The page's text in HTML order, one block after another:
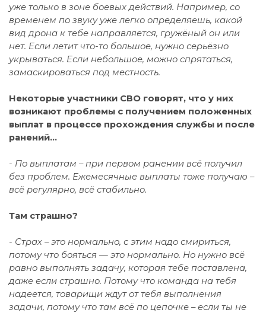
уже только в зоне боевых действий. Например, со
временем по звуку уже легко определяешь, какой
вид дрона к тебе направляется, гружёный он или
нет. Если летит что-то большое, нужно серьёзно
укрываться. Если небольшое, можно спрятаться,
замаскироваться под местность.
Некоторые участники СВО говорят, что у них
возникают проблемы с получением положенных
выплат в процессе прохождения службы и после
ранений…
- По выплатам – при первом ранении всё получил
без проблем. Ежемесячные выплаты тоже получаю –
всё регулярно, всё стабильно.
Там страшно?
- Страх – это нормально, с этим надо смириться,
потому что бояться — это нормально. Но нужно всё
равно выполнять задачу, которая тебе поставлена,
даже если страшно. Потому что команда на тебя
надеется, товарищи ждут от тебя выполнения
задачи, потому что там всё по цепочке – если ты не